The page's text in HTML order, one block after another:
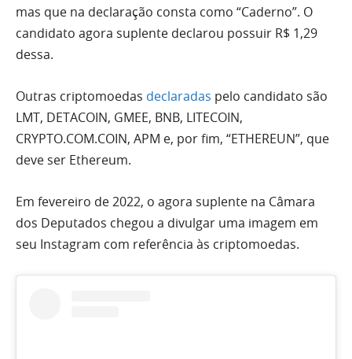
mas que na declaração consta como “Caderno”. O
candidato agora suplente declarou possuir R$ 1,29
dessa.
Outras criptomoedas declaradas pelo candidato são
LMT, DETACOIN, GMEE, BNB, LITECOIN,
CRYPTO.COM.COIN, APM e, por fim, “ETHEREUN”, que
deve ser Ethereum.
Em fevereiro de 2022, o agora suplente na Câmara
dos Deputados chegou a divulgar uma imagem em
seu Instagram com referência às criptomoedas.